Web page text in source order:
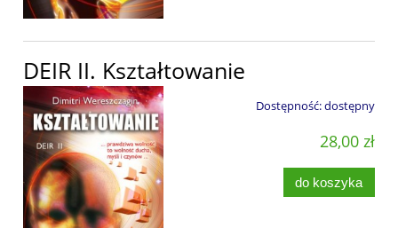
DEIR II. Kształtowanie
Dostępność:dostępny
28,00 zł
do koszyka